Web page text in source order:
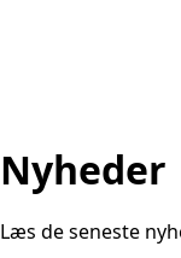
Nyheder
Læs de seneste